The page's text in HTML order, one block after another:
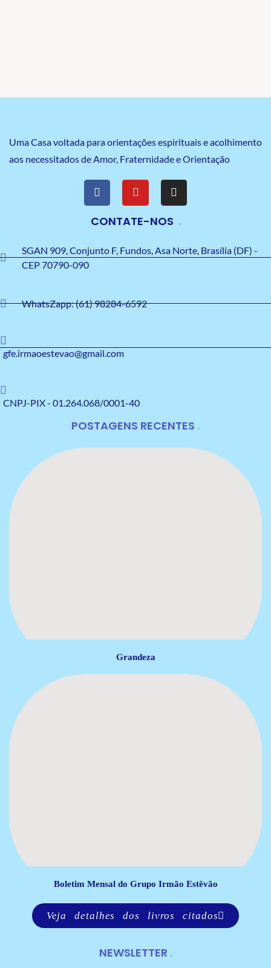
Uma Casa voltada para orientações espirituais e acolhimento
aos necessitados de Amor, Fraternidade e Orientação
CONTATE-NOS
SGAN 909, Conjunto F, Fundos, Asa Norte, Brasília (DF) -
CEP 70790-090
WhatsZapp: (61) 98284-6592
gfe.irmaoestevao@gmail.com
CNPJ-PIX - 01.264.068/0001-40
POSTAGENS RECENTES
Grandeza
Boletim Mensal do Grupo Irmão Estêvão
Veja detalhes dos livros citados
NEWSLETTER